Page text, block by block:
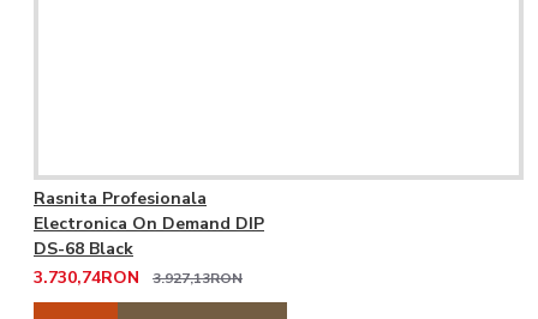
Rasnita Profesionala
Electronica On Demand DIP
DS-68 Black
3.730,74RON
3.927,13RON